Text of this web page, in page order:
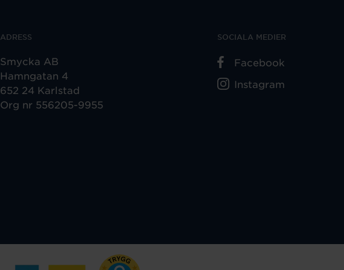
ADRESS
Smycka AB
Hamngatan 4
652 24 Karlstad
Org nr 556205-9955
SOCIALA MEDIER
Facebook
Instagram